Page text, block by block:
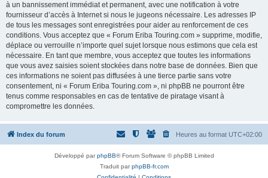
à un bannissement immédiat et permanent, avec une notification à votre
fournisseur d’accès à Internet si nous le jugeons nécessaire. Les adresses IP
de tous les messages sont enregistrées pour aider au renforcement de ces
conditions. Vous acceptez que « Forum Eriba Touring.com » supprime, modifie,
déplace ou verrouille n’importe quel sujet lorsque nous estimons que cela est
nécessaire. En tant que membre, vous acceptez que toutes les informations
que vous avez saisies soient stockées dans notre base de données. Bien que
ces informations ne soient pas diffusées à une tierce partie sans votre
consentement, ni « Forum Eriba Touring.com », ni phpBB ne pourront être
tenus comme responsables en cas de tentative de piratage visant à
compromettre les données.
Index du forum Heures au format UTC+02:00
Développé parphpBB® Forum Software © phpBB Limited
Traduit parphpBB-fr.com